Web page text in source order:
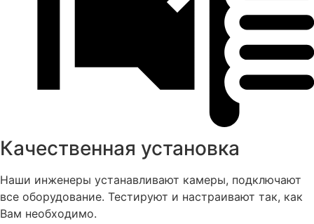
Качественная установка
Наши инженеры устанавливают камеры, подключают
все оборудование. Тестируют и настраивают так, как
Вам необходимо.